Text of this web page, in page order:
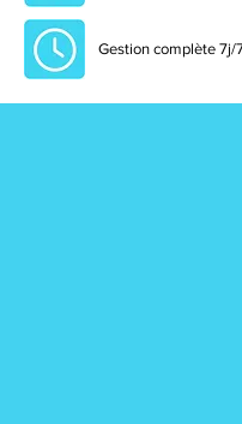
Gestion complète 7j/